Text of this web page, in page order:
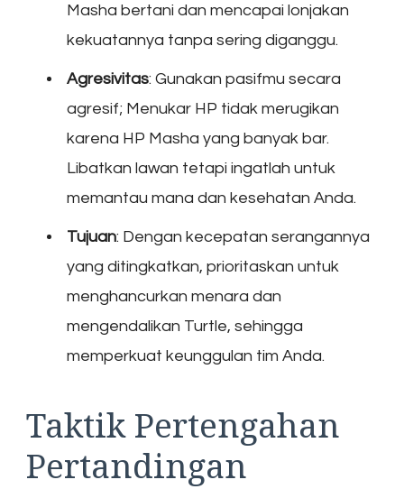
Masha bertani dan mencapai lonjakan
kekuatannya tanpa sering diganggu.
Agresivitas: Gunakan pasifmu secara
agresif; Menukar HP tidak merugikan
karena HP Masha yang banyak bar.
Libatkan lawan tetapi ingatlah untuk
memantau mana dan kesehatan Anda.
Tujuan: Dengan kecepatan serangannya
yang ditingkatkan, prioritaskan untuk
menghancurkan menara dan
mengendalikan Turtle, sehingga
memperkuat keunggulan tim Anda.
Taktik Pertengahan
Pertandingan